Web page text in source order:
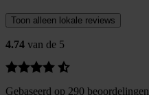
Toon alleen lokale reviews
4.74 van de 5
Gebaseerd op 290 beoordelingen